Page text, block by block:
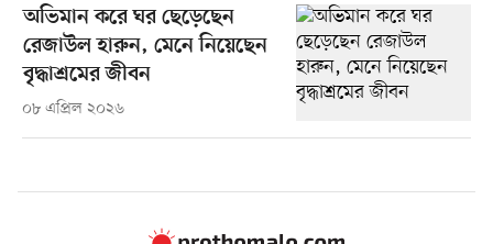
অভিমান করে ঘর ছেড়েছেন
রেজাউল হারুন, মেনে নিয়েছেন
বৃদ্ধাশ্রমের জীবন
০৮ এপ্রিল ২০২৬